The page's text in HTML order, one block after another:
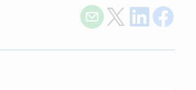
Share on Facebook
Share on LinkedIn
Share on Twitter
with E-mail